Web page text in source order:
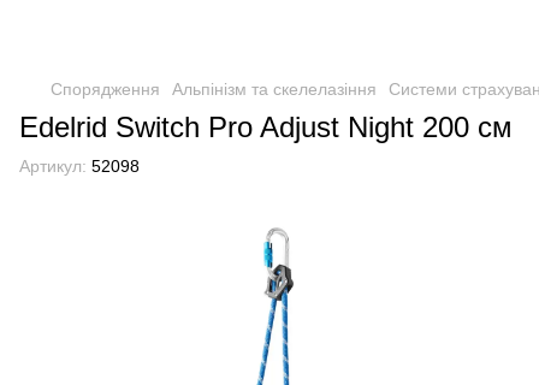
Спорядження Альпінізм та скелелазіння Системи
Edelrid Switch Pro Adjust Night 200 см
Артикул: 52098